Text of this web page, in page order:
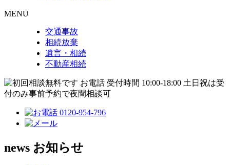
MENU
交通事故
相続放棄
遺言・相続
不動産相続
news お知らせ